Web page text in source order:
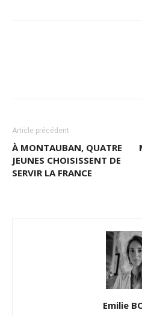
Article précédent
À MONTAUBAN, QUATRE
JEUNES CHOISISSENT DE
SERVIR LA FRANCE
Emilie